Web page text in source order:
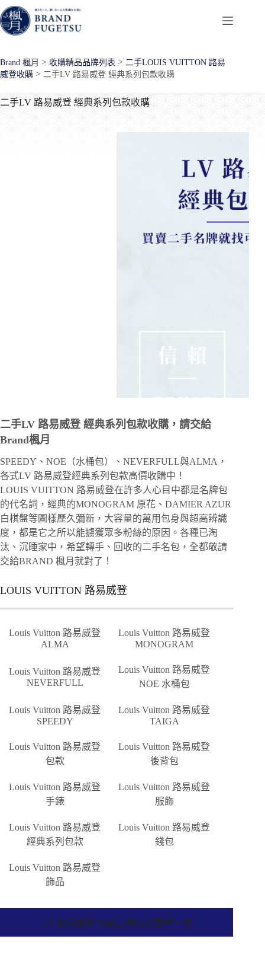
跳
至
主
內
容
Brand 楓月 > 收購精品品牌列表 > 二手LOUIS VUITTON 路易
威登收購 > 二手LV 路易威登 經典系列包款收購
二手LV 路易威登 經典系列包款收購
二手LV 路易威登 經典系列包款收購，請交給
Brand楓月
SPEEDY、NOE（水桶包）、NEVERFULL與ALMA，
各式LV 路易威登經典系列包款高價收購中！
LOUIS VUITTON 路易威登在許多人心目中都是名牌包
的代名詞，經典的MONOGRAM 原花、DAMIER AZUR
白棋盤等圖樣歷久彌新，大容量的萬用包身與超高辨識
度，都是它之所以能擄獲眾多粉絲的原因。各種已淘
汰、沉睡家中，希望轉手、回收的二手名包，全都敬請
交給BRAND 楓月就對了！
LOUIS VUITTON 路易威登
Louis Vuitton 路易威登
ALMA
Louis Vuitton 路易威登
MONOGRAM
Louis Vuitton 路易威登
NEVERFULL
Louis Vuitton 路易威登
NOE 水桶包
Louis Vuitton 路易威登
SPEEDY
Louis Vuitton 路易威登
TAIGA
Louis Vuitton 路易威登
包款
Louis Vuitton 路易威登
後背包
Louis Vuitton 路易威登
手錶
Louis Vuitton 路易威登
服飾
Louis Vuitton 路易威登
經典系列包款
Louis Vuitton 路易威登
錢包
Louis Vuitton 路易威登
飾品
LV 路易威登 包款高價收購實績一覽